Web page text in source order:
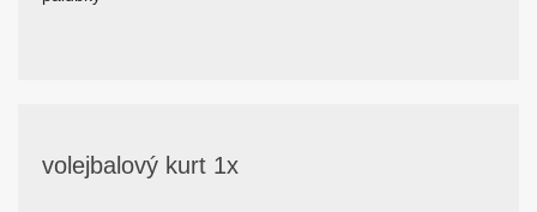
volejbalový kurt 1x